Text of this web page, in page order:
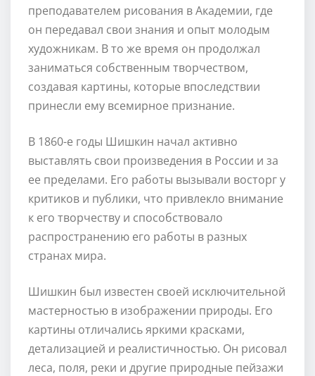
преподавателем рисования в Академии, где
он передавал свои знания и опыт молодым
художникам. В то же время он продолжал
заниматься собственным творчеством,
создавая картины, которые впоследствии
принесли ему всемирное признание.
В 1860-е годы Шишкин начал активно
выставлять свои произведения в России и за
ее пределами. Его работы вызывали восторг у
критиков и публики, что привлекло внимание
к его творчеству и способствовало
распространению его работы в разных
странах мира.
Шишкин был известен своей исключительной
мастерностью в изображении природы. Его
картины отличались яркими красками,
детализацией и реалистичностью. Он рисовал
леса, поля, реки и другие природные пейзажи